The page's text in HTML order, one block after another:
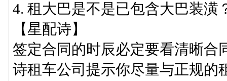
4. 租大巴是不是已包含大巴装潢
【星配诗】
签定合同的时辰必定要看清晰合
诗租车公司提示你尽量与正规的